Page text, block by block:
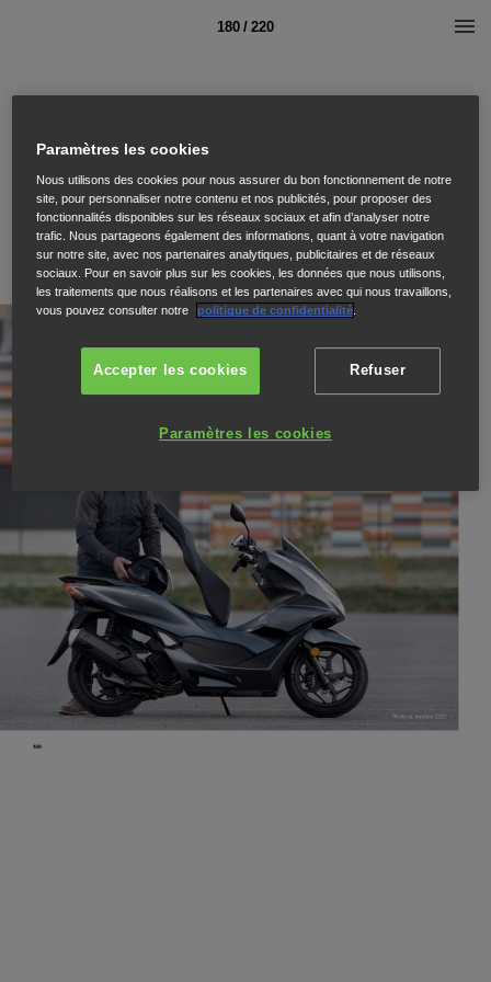
180 / 220
Paramètres les cookies
Nous utilisons des cookies pour nous assurer du bon fonctionnement de notre
site, pour personnaliser notre contenu et nos publicités, pour proposer des
fonctionnalités disponibles sur les réseaux sociaux et afin d’analyser notre
trafic. Nous partageons également des informations, quant à votre navigation
sur notre site, avec nos partenaires analytiques, publicitaires et de réseaux
sociaux. Pour en savoir plus sur les cookies, les données que nous utilisons,
les traitements que nous réalisons et les partenaires avec qui nous travaillons,
vous pouvez consulter notre
politique de confidentialité.
Refuser
Accepter les cookies
Paramètres les cookies